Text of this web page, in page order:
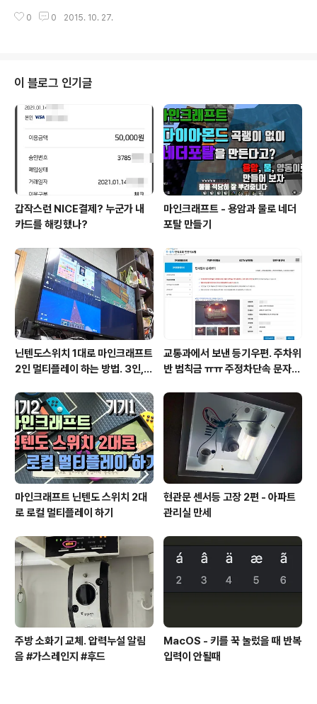
이 있었다면 어땠을까?많은 것을 느끼고 많은 것을 배우는 자리.
0 0 2015. 10. 27.
이 블로그 인기글
갑작스런 NICE결제? 누군가 내
카드를 해킹했나?
마인크래프트 - 용암과 물로 네더
포탈 만들기
닌텐도스위치 1대로 마인크래프트
2인 멀티플레이 하는 방법. 3인, 4
교통과에서 보낸 등기우편. 주차위
반 범칙금 ㅠㅠ 주정차단속 문자알
마인크래프트 닌텐도 스위치 2대
로 로컬 멀티플레이 하기
현관문 센서등 고장 2편 - 아파트
관리실 만세
주방 소화기 교체. 압력누설 알림
음 #가스레인지 #후드
MacOS - 키를 꾹 눌렀을 때 반복
입력이 안될때